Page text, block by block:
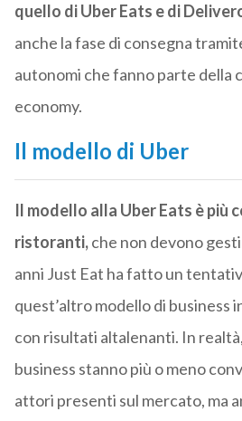
quello di Uber Eats e di
anche la fase di consegna
autonomi che fanno parte della
economy.
Il modello di Uber
Il modello alla Uber Eats è più
ristoranti,che non devono
anni Just Eat ha fatto un
quest’altro modello di business
con risultati altalenanti. In
business stanno più o meno
attori presenti sul mercato, ma